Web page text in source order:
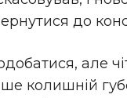
до
але
колишній